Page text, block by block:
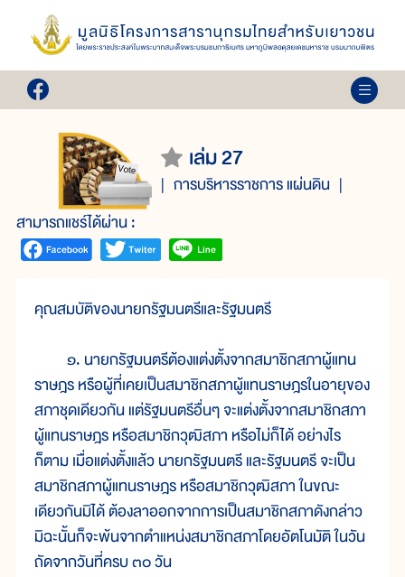
เล่ม 27
การบริหารราชการ แผ่นดิน
สามารถแชร์ได้ผ่าน :
คุณสมบัติของนายกรัฐมนตรีและรัฐมนตรี
๑. นายกรัฐมนตรีต้องแต่งตั้งจากสมาชิกสภาผู้แทน
ราษฎร หรือผู้ที่เคยเป็นสมาชิกสภาผู้แทนราษฎรในอายุของ
สภาชุดเดียวกัน แต่รัฐมนตรีอื่นๆ จะแต่งตั้งจากสมาชิกสภา
ผู้แทนราษฎร หรือสมาชิกวุฒิสภา หรือไม่ก็ได้ อย่างไร
ก็ตาม เมื่อแต่งตั้งแล้ว นายกรัฐมนตรี และรัฐมนตรี จะเป็น
สมาชิกสภาผู้แทนราษฎร หรือสมาชิกวุฒิสภา ในขณะ
เดียวกันมิได้ ต้องลาออกจากการเป็นสมาชิกสภาดังกล่าว
มิฉะนั้นก็จะพ้นจากตำแหน่งสมาชิกสภาโดยอัตโนมัติ ในวัน
ถัดจากวันที่ครบ ๓๐ วัน